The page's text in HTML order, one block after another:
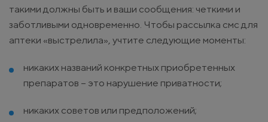
такими должны быть и ваши сообщения: четкими и
заботливыми одновременно. Чтобы рассылка смс для
аптеки «выстрелила», учтите следующие моменты:
никаких названий конкретных приобретенных
препаратов – это нарушение приватности;
никаких советов или предположений;